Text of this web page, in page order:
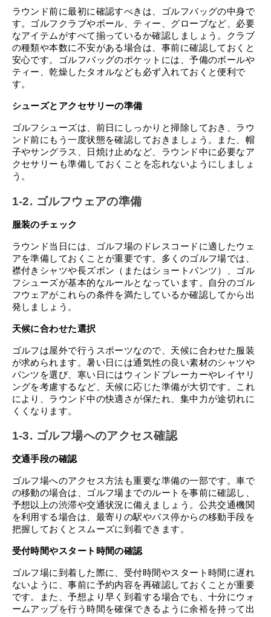
ラウンド前に最初に確認すべきは、ゴルフバッグの中身で
す。ゴルフクラブやボール、ティー、グローブなど、必要
なアイテムがすべて揃っているか確認しましょう。クラブ
の種類や本数に不安がある場合は、事前に確認しておくと
安心です。ゴルフバッグのポケットには、予備のボールや
ティー、乾燥したタオルなども必ず入れておくと便利で
す。
シューズとアクセサリーの準備
ゴルフシューズは、前日にしっかりと掃除しておき、ラウ
ンド前にもう一度状態を確認しておきましょう。また、帽
子やサングラス、日焼け止めなど、ラウンド中に必要なア
クセサリーも準備しておくことを忘れないようにしましょ
う。
1-2. ゴルフウェアの準備
服装のチェック
ラウンド当日には、ゴルフ場のドレスコードに適したウェ
アを準備しておくことが重要です。多くのゴルフ場では、
襟付きシャツや長ズボン（またはショートパンツ）、ゴル
フシューズが基本的なルールとなっています。自分のゴル
フウェアがこれらの条件を満たしているか確認してから出
発しましょう。
天候に合わせた選択
ゴルフは屋外で行うスポーツなので、天候に合わせた服装
が求められます。暑い日には通気性の良い素材のシャツや
パンツを選び、寒い日にはウィンドブレーカーやレイヤリ
ングを考慮するなど、天候に応じた準備が大切です。これ
により、ラウンド中の快適さが保たれ、集中力が途切れに
くくなります。
1-3. ゴルフ場へのアクセス確認
交通手段の確認
ゴルフ場へのアクセス方法も重要な準備の一部です。車で
の移動の場合は、ゴルフ場までのルートを事前に確認し、
予想以上の渋滞や交通状況に備えましょう。公共交通機関
を利用する場合は、最寄りの駅やバス停からの移動手段を
把握しておくとスムーズに到着できます。
受付時間やスタート時間の確認
ゴルフ場に到着した際に、受付時間やスタート時間に遅れ
ないように、事前に予約内容を再確認しておくことが重要
です。また、予想より早く到着する場合でも、十分にウォ
ームアップを行う時間を確保できるように余裕を持って出